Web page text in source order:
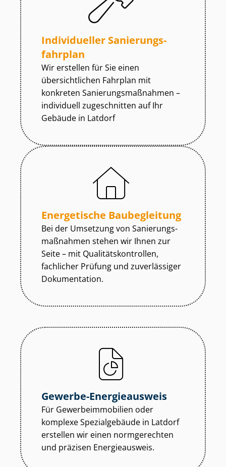
Individueller Sa­nie­rungs­
fahr­plan
Wir erstellen für Sie einen
übersichtlichen Fahrplan mit
konkreten Sa­nie­rungs­maß­nah­men –
individuell zugeschnitten auf Ihr
Gebäude in Latdorf
Energetische Baubegleitung
Bei der Umsetzung von Sa­nie­rungs­
maß­nah­men stehen wir Ihnen zur
Seite – mit Qua­li­täts­kon­trol­len,
fachlicher Prüfung und zuverlässiger
Dokumentation.
Gewerbe-Energieausweis
Für Ge­wer­be­im­mo­bi­li­en oder
komplexe Spezialgebäude in Latdorf
erstellen wir einen normgerechten
und präzisen Energieausweis.